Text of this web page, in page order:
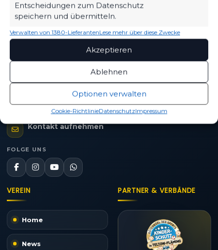
Entscheidungen zum Datenschutz
speichern und übermitteln.
Verwalten von 1380-LieferantenLese mehr über diese Zwecke
Akzeptieren
Ablehnen
Optionen verwalten
Cookie-RichtlinieDatenschutzImpressum
ZUHAUSE
Werner-Seelenbinder-
Straße des Friedens 42
03371 / 400 99 25
Kontakt aufnehmen
FOLGE UNS
KLASSENERHALT
TILL JACOBI!
31. Juli 2026
VEREIN
Home
News
PARTNER & VERBÄNDE